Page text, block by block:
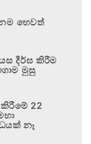
හෙවත්
දීර්ඝ කිරීම
මුසු
22
නෑ